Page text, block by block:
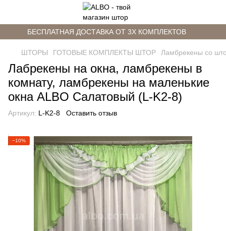
БЕСПЛАТНАЯ ДОСТАВКА ОТ 3Х КОМПЛЕКТОВ
ШТОРЫ ГОТОВЫЕ КОМПЛЕКТЫ ШТОР Ламбрекены со
Лабрекены на окна, ламбрекены в
комнату, ламбрекены на маленькие
окна ALBO Салатовый (L-K2-8)
Артикул: L-K2-8 Оставить отзыв
−10%